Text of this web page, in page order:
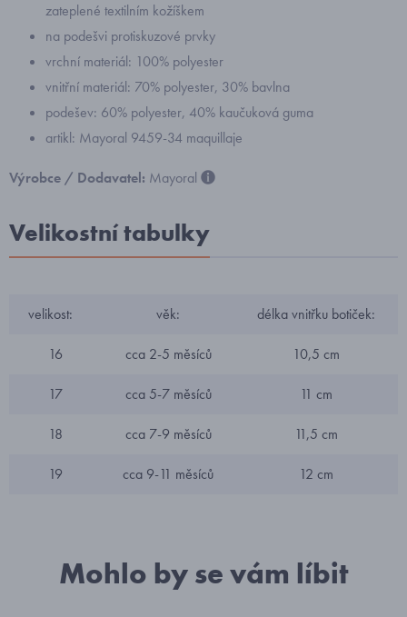
zateplené textilním kožíškem
na podešvi protiskuzové prvky
vrchní materiál: 100% polyester
vnitřní materiál: 70% polyester, 30% bavlna
podešev: 60% polyester, 40% kaučuková guma
artikl: Mayoral 9459-34 maquillaje
Výrobce / Dodavatel: Mayoral
Velikostní tabulky
velikost: věk: délka vnitřku botiček:
16 cca 2-5 měsíců 10,5 cm
17 cca 5-7 měsíců 11 cm
18 cca 7-9 měsíců 11,5 cm
19 cca 9-11 měsíců 12 cm
Mohlo by se vám líbit